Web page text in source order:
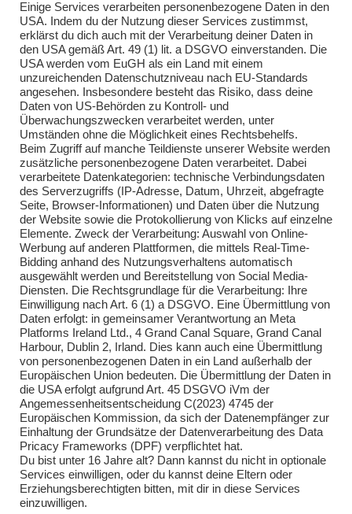
Übungen 2021
Übungen 2022
Übungen 2023
Übungen 2024
Übungen 2025
Impressum
Impressum
Kontakt
Kontakt
Brandsicherheitswache
Brandsicherheitswache
Einige Services verarbeiten personenbezogene Daten in den
USA. Indem du der Nutzung dieser Services zustimmst,
erklärst du dich auch mit der Verarbeitung deiner Daten in
den USA gemäß Art. 49 (1) lit. a DSGVO einverstanden. Die
USA werden vom EuGH als ein Land mit einem
unzureichenden Datenschutzniveau nach EU-Standards
angesehen. Insbesondere besteht das Risiko, dass deine
Daten von US-Behörden zu Kontroll- und
Überwachungszwecken verarbeitet werden, unter
Umständen ohne die Möglichkeit eines Rechtsbehelfs.
Beim Zugriff auf manche Teildienste unserer Website werden
zusätzliche personenbezogene Daten verarbeitet. Dabei
verarbeitete Datenkategorien: technische Verbindungsdaten
des Serverzugriffs (IP-Adresse, Datum, Uhrzeit, abgefragte
Seite, Browser-Informationen) und Daten über die Nutzung
der Website sowie die Protokollierung von Klicks auf einzelne
Elemente. Zweck der Verarbeitung: Auswahl von Online-
Werbung auf anderen Plattformen, die mittels Real-Time-
Bidding anhand des Nutzungsverhaltens automatisch
ausgewählt werden und Bereitstellung von Social Media-
Diensten. Die Rechtsgrundlage für die Verarbeitung: Ihre
Einwilligung nach Art. 6 (1) a DSGVO. Eine Übermittlung von
Daten erfolgt: in gemeinsamer Verantwortung an Meta
Platforms Ireland Ltd., 4 Grand Canal Square, Grand Canal
Harbour, Dublin 2, Irland. Dies kann auch eine Übermittlung
von personenbezogenen Daten in ein Land außerhalb der
Europäischen Union bedeuten. Die Übermittlung der Daten in
die USA erfolgt aufgrund Art. 45 DSGVO iVm der
Angemessenheitsentscheidung C(2023) 4745 der
Europäischen Kommission, da sich der Datenempfänger zur
Einhaltung der Grundsätze der Datenverarbeitung des Data
Pricacy Frameworks (DPF) verpflichtet hat.
Du bist unter 16 Jahre alt? Dann kannst du nicht in optionale
Services einwilligen, oder du kannst deine Eltern oder
Erziehungsberechtigten bitten, mit dir in diese Services
einzuwilligen.